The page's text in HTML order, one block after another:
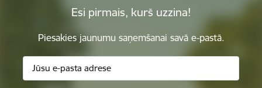
Esi pirmais, kurš uzzina!
Piesakies jaunumu saņemšanai savā e-pastā.